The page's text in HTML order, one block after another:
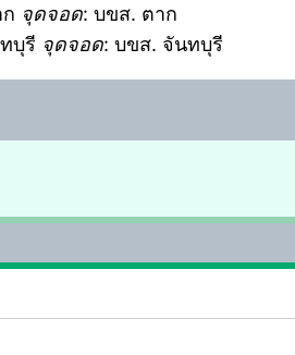
จุดจอด: บขส. ตาก
บุรี จุดจอด: บขส. จันทบุรี